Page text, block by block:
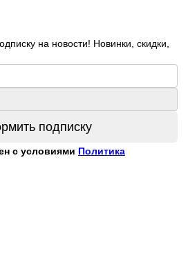
на новости! Новинки, скидки,
подписку
с условиями Политика